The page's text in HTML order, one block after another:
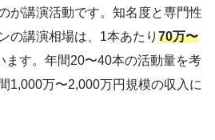
が講演活動です。知名度と専門性
の講演相場は、1本あたり 70万〜
ます。年間20〜40本の活動量を考
1,000万〜2,000万円規模の収入に